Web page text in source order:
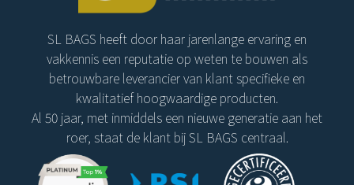
SL BAGS heeft door haar jarenlange ervaring en
vakkennis een reputatie op weten te bouwen als
betrouwbare leverancier van klant specifieke en
kwalitatief hoogwaardige producten.
Al 50 jaar, met inmiddels een nieuwe generatie aan het
roer, staat de klant bij SL BAGS centraal.